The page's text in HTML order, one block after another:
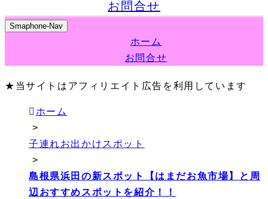
お問合せ
Smaphone-Nav
ホーム
お問合せ
★当サイトはアフィリエイト広告を利用しています
ホーム
>
子連れお出かけスポット
>
島根県浜田の新スポット【はまだお魚市場】と周
辺おすすめスポットを紹介！！